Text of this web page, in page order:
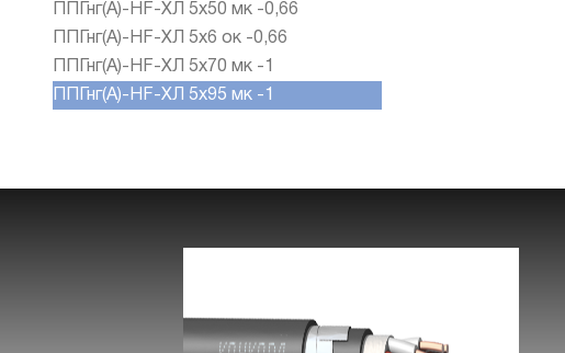
ППГнг(А)-HF-ХЛ 5х50 мк -0,66
ППГнг(А)-HF-ХЛ 5х6 ок -0,66
ППГнг(А)-HF-ХЛ 5х70 мк -1
ППГнг(А)-HF-ХЛ 5х95 мк -1